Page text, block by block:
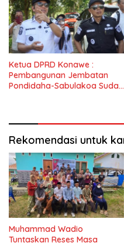
Ketua DPRD Konawe :
Pembangunan Jembatan
Pondidaha-Sabulakoa Sudah
Rekomendasi untuk
Muhammad Wadio
Tuntaskan Reses Masa